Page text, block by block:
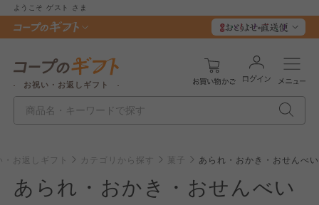
ようこそ ゲスト さま
お祝い・お返しギフト
お返しギフト カテゴリから探す 菓子 あられ・おかき・おせんべい
あられ・おかき・おせんべい